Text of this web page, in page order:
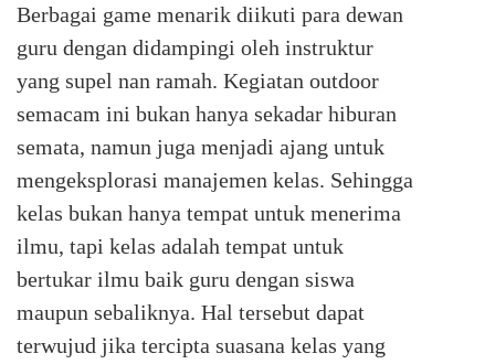
Berbagai game menarik diikuti para dewan
guru dengan didampingi oleh instruktur
yang supel nan ramah. Kegiatan outdoor
semacam ini bukan hanya sekadar hiburan
semata, namun juga menjadi ajang untuk
mengeksplorasi manajemen kelas. Sehingga
kelas bukan hanya tempat untuk menerima
ilmu, tapi kelas adalah tempat untuk
bertukar ilmu baik guru dengan siswa
maupun sebaliknya. Hal tersebut dapat
terwujud jika tercipta suasana kelas yang